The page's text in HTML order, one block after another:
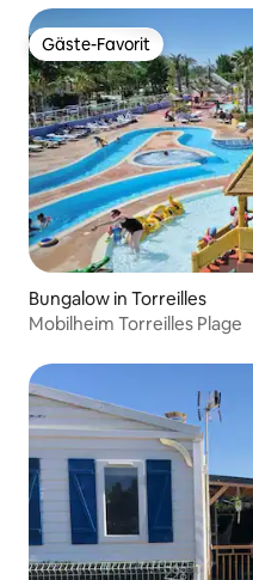
Gäste-Favorit
Gäste-Favorit
Bungalow in Torreilles
Mobilheim Torreilles Plage